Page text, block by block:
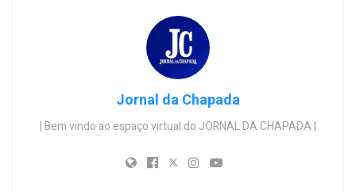
Jornal da Chapada
| Bem vindo ao espaço virtual do JORNAL DA CHAPADA |